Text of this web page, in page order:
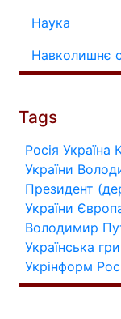
Наука
Навколишнє
Tags
Росія Україна
України
Президент
України
Володимир
Українська
Укрінформ